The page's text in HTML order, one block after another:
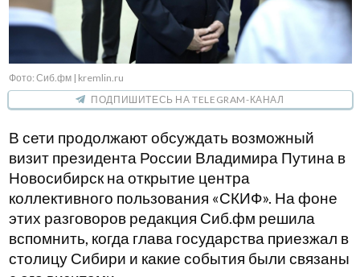
Фото: Сиб.фм | kremlin.ru
ПОДПИШИТЕСЬ НА TELEGRAM-КАНАЛ
В сети продолжают обсуждать возможный
визит президента России Владимира Путина в
Новосибирск на открытие центра
коллективного пользования «СКИФ». На фоне
этих разговоров редакция Сиб.фм решила
вспомнить, когда глава государства приезжал в
столицу Сибири и какие события были связаны